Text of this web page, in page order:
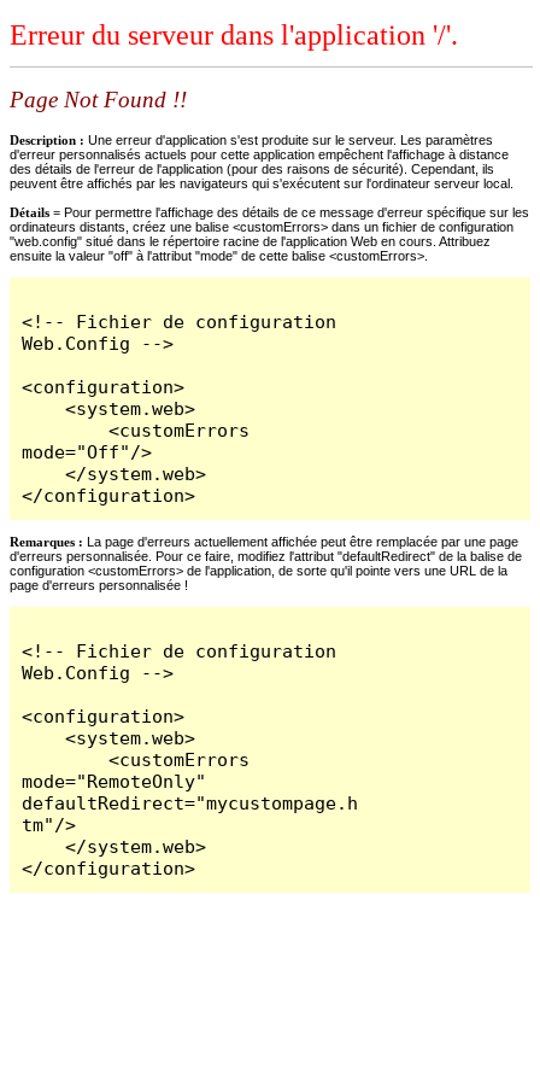
Erreur du serveur dans l'application '/'.
Page Not Found !!
Description : Une erreur d'application s'est produite sur le serveur. Les paramètres
d'erreur personnalisés actuels pour cette application empêchent l'affichage à distance
des détails de l'erreur de l'application (pour des raisons de sécurité). Cependant, ils
peuvent être affichés par les navigateurs qui s'exécutent sur l'ordinateur serveur local.
Détails = Pour permettre l'affichage des détails de ce message d'erreur spécifique sur les
ordinateurs distants, créez une balise <customErrors> dans un fichier de configuration
"web.config" situé dans le répertoire racine de l'application Web en cours. Attribuez
ensuite la valeur "off" à l'attribut "mode" de cette balise <customErrors>.
<!-- Fichier de configuration
Web.Config -->
<configuration>
    <system.web>
        <customErrors
mode="Off"/>
    </system.web>
</configuration>
Remarques : La page d'erreurs actuellement affichée peut être remplacée par une page
d'erreurs personnalisée. Pour ce faire, modifiez l'attribut "defaultRedirect" de la balise de
configuration <customErrors> de l'application, de sorte qu'il pointe vers une URL de la
page d'erreurs personnalisée !
<!-- Fichier de configuration
Web.Config -->
<configuration>
    <system.web>
        <customErrors
mode="RemoteOnly"
defaultRedirect="mycustompage.h
tm"/>
    </system.web>
</configuration>